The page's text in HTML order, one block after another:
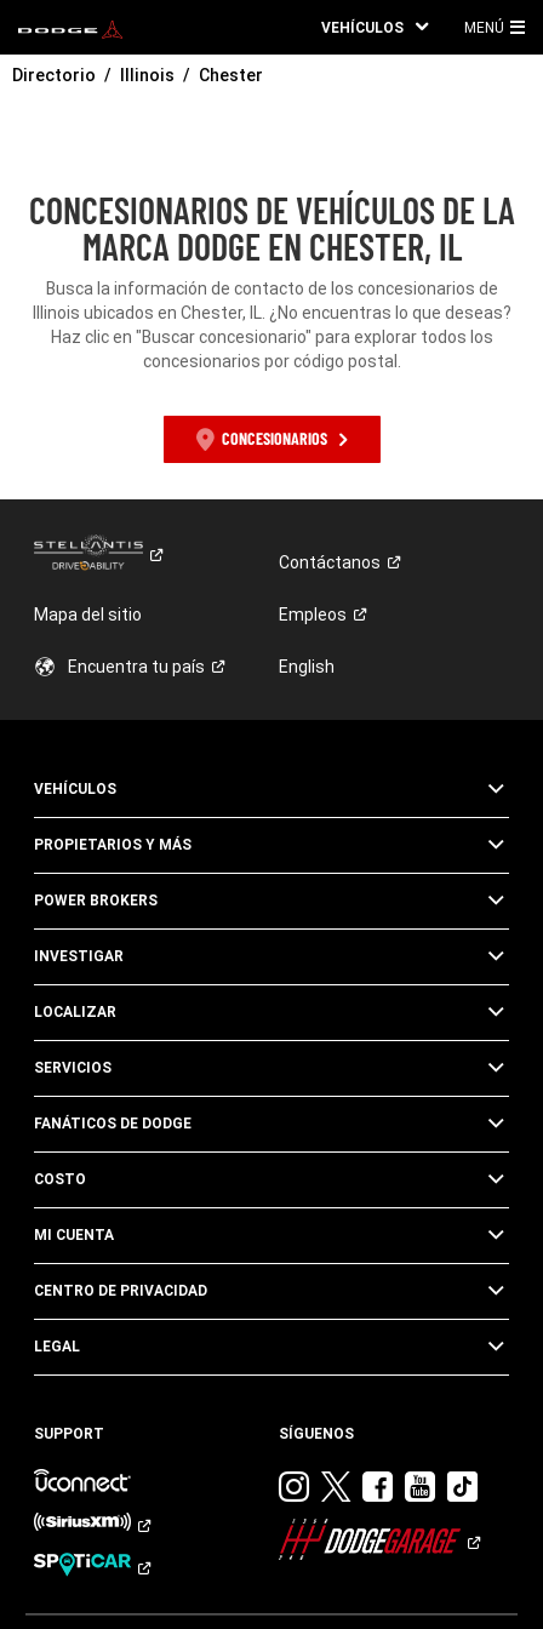
VEHÍCULOS MENÚ
Directorio Illinois Chester
CONCESIONARIOS DE VEHÍCULOS DE LA
MARCA DODGE EN CHESTER, IL
Busca la información de contacto de los concesionarios de
Illinois ubicados en Chester, IL. ¿No encuentras lo que deseas?
Haz clic en "Buscar concesionario" para explorar todos los
concesionarios por código postal.
CONCESIONARIOS
Contáctanos
Mapa del sitio Empleos
Encuentra tu país English
VEHÍCULOS
PROPIETARIOS Y MÁS
POWER BROKERS
INVESTIGAR
LOCALIZAR
SERVICIOS
FANÁTICOS DE DODGE
COSTO
MI CUENTA
CENTRO DE PRIVACIDAD
LEGAL
SUPPORT SÍGUENOS
Visitar
Dodge
en
Visitar
en
Visitar
en
Visitar
en en